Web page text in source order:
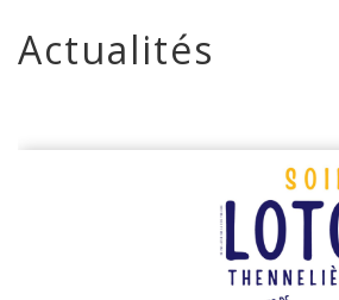
Actualités